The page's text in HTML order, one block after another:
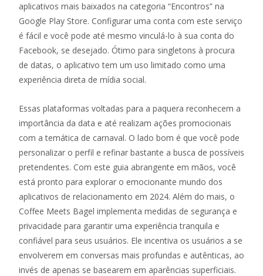
aplicativos mais baixados na categoria “Encontros” na
Google Play Store. Configurar uma conta com este serviço
é fácil e você pode até mesmo vinculá-lo à sua conta do
Facebook, se desejado. Ótimo para singletons à procura
de datas, o aplicativo tem um uso limitado como uma
experiência direta de mídia social.
Essas plataformas voltadas para a paquera reconhecem a
importância da data e até realizam ações promocionais
com a temática de carnaval. O lado bom é que você pode
personalizar o perfil e refinar bastante a busca de possíveis
pretendentes. Com este guia abrangente em mãos, você
está pronto para explorar o emocionante mundo dos
aplicativos de relacionamento em 2024. Além do mais, o
Coffee Meets Bagel implementa medidas de segurança e
privacidade para garantir uma experiência tranquila e
confiável para seus usuários. Ele incentiva os usuários a se
envolverem em conversas mais profundas e autênticas, ao
invés de apenas se basearem em aparências superficiais.